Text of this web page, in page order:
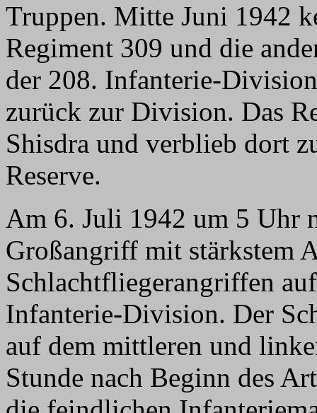
Truppen. Mitte Juni 1942
Regiment 309 und die
der 208. Infanterie-
zurück zur Division. Das
Shisdra und verblieb dort
Reserve.
Am 6. Juli 1942 um 5 Uhr
Großangriff mit stärkstem
Schlachtfliegerangriffen
Infanterie-Division. Der
auf dem mittleren und
Stunde nach Beginn des